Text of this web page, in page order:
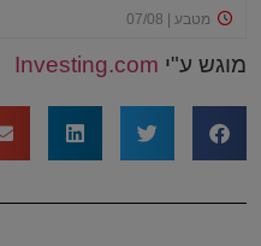
מוגש ע"י Investing.com